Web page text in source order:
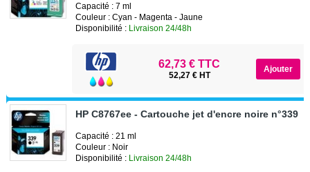
Capacité : 7 ml
Couleur : Cyan - Magenta - Jaune
Disponibilité : Livraison 24/48h
62,73 € TTC
52,27 € HT
HP C8767ee - Cartouche jet d'encre noire n°339
Capacité : 21 ml
Couleur : Noir
Disponibilité : Livraison 24/48h